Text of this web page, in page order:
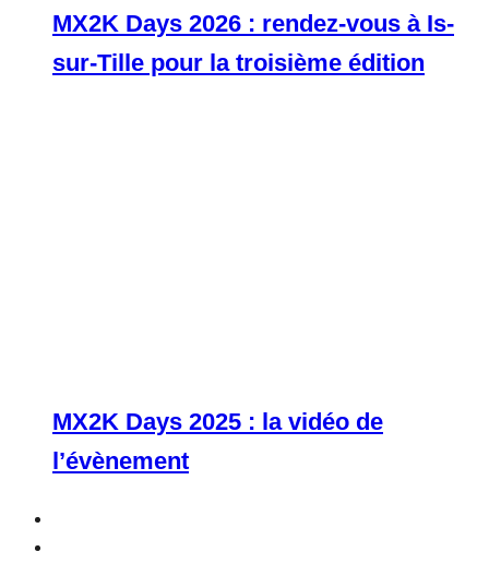
MX2K Days 2026 : rendez-vous à Is-
sur-Tille pour la troisième édition
MX2K Days 2025 : la vidéo de
l’évènement